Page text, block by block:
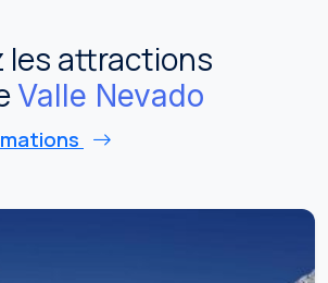
les attractions
Valle Nevado